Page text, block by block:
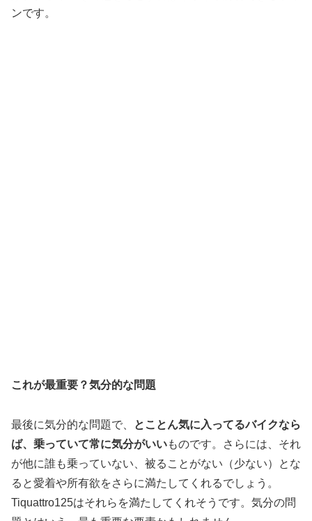
ンです。
これが最重要？気分的な問題
最後に気分的な問題で、
とことん気に入ってるバイクなら
ば、乗っていて常に気分がいいものです。さらには、それ
が他に誰も乗っていない、被ることがない（少ない）とな
ると愛着や所有欲をさらに満たしてくれるでしょう。
Tiquattro125はそれらを満たしてくれそうです。気分の問